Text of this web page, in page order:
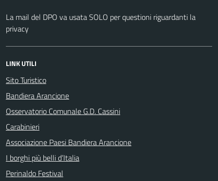
La mail del DPO va usata SOLO per questioni riguardanti la
privacy
LINK UTILI
Sito Turistico
Bandiera Arancione
Osservatorio Comunale G.D. Cassini
Carabinieri
Associazione Paesi Bandiera Arancione
I borghi più belli d’Italia
Perinaldo Festival